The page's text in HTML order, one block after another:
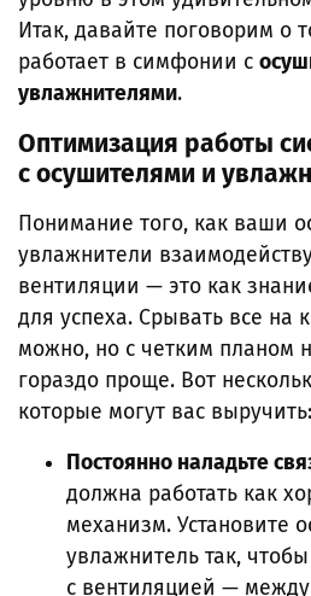
Итак, давайте поговорим о
работает в симфонии с
увлажнителями.
Оптимизация работы
с осушителями и
Понимание того, как ваши
увлажнители
вентиляции — это как
для успеха. Срывать все на
можно, но с четким планом
гораздо проще. Вот
которые могут вас выручить:
Постоянно наладьте
должна работать как
механизм. Установите
увлажнитель так,
с вентиляцией —